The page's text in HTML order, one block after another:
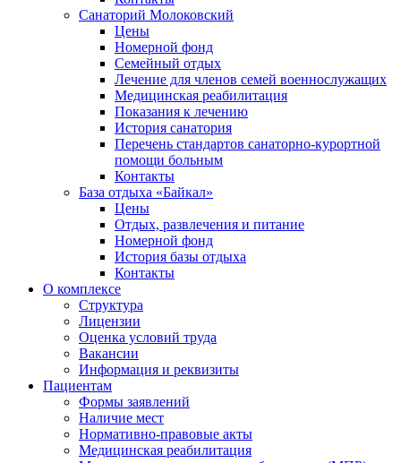
Санаторий Молоковский
Цены
Номерной фонд
Семейный отдых
Лечение для членов семей военнослужащих
Медицинская реабилитация
Показания к лечению
История санатория
Перечень стандартов санаторно-курортной
помощи больным
Контакты
База отдыха «Байкал»
Цены
Отдых, развлечения и питание
Номерной фонд
История базы отдыха
Контакты
О комплексе
Структура
Лицензии
Оценка условий труда
Вакансии
Информация и реквизиты
Пациентам
Формы заявлений
Наличие мест
Нормативно-правовые акты
Медицинская реабилитация